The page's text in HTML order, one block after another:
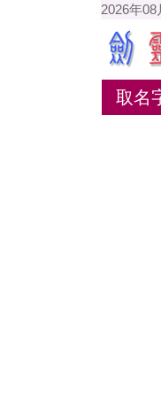
2026年08
取名